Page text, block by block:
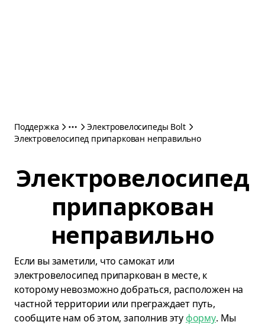
Поддержка
Электровелосипеды Bolt
Электровелосипед припаркован неправильно
Электровелосипед
припаркован
неправильно
Если вы заметили, что самокат или
электровелосипед припаркован в месте, к
которому невозможно добраться, расположен на
частной территории или преграждает путь,
сообщите нам об этом, заполнив этуформу. Мы